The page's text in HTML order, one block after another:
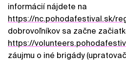
informácií nájdete na
https://nc.pohodafestival.sk/
dobrovoľníkov sa začne
https://
záujmu o iné brigády